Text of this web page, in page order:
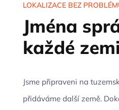
LOKALIZACE BEZ
Jména
každé zemi
Jsme připraveni na
přidáváme další země.